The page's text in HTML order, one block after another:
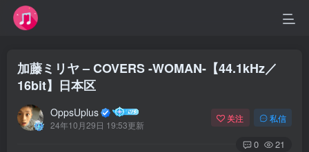
加藤ミリヤ – COVERS -WOMAN-【44.1kHz／
16bit】日本区
OppsUplus
24年10月29日 19:53更新
关注 私信
0 21